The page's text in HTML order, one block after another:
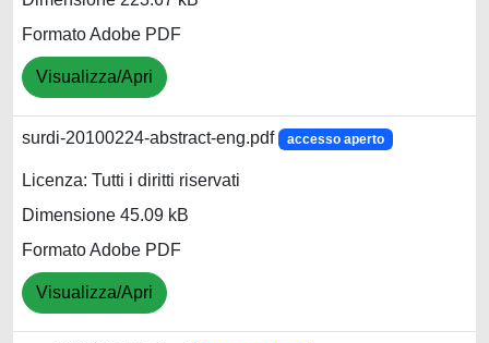
Formato Adobe PDF
Visualizza/Apri
surdi-20100224-abstract-eng.pdf accesso aperto
Licenza: Tutti i diritti riservati
Dimensione 45.09 kB
Formato Adobe PDF
Visualizza/Apri